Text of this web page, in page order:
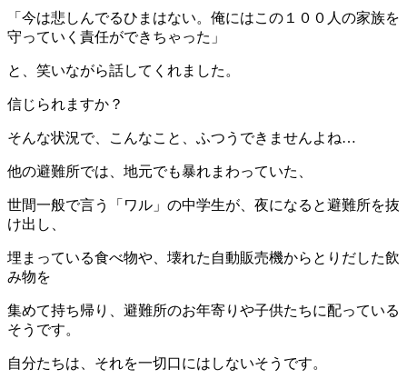
「今は悲しんでるひまはない。俺にはこの１００人の家族を
守っていく責任ができちゃった」
と、笑いながら話してくれました。
信じられますか？
そんな状況で、こんなこと、ふつうできませんよね…
他の避難所では、地元でも暴れまわっていた、
世間一般で言う「ワル」の中学生が、夜になると避難所を抜
け出し、
埋まっている食べ物や、壊れた自動販売機からとりだした飲
み物を
集めて持ち帰り、避難所のお年寄りや子供たちに配っている
そうです。
自分たちは、それを一切口にはしないそうです。